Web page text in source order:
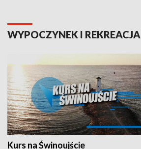
WYPOCZYNEK I REKREACJA
Kurs na Świnoujście